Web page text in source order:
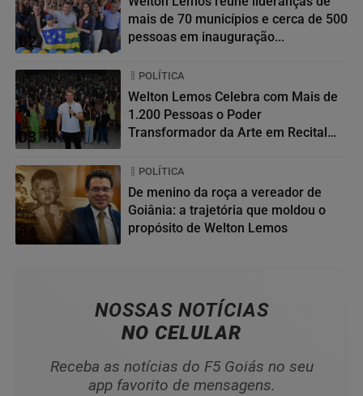
02
mais de 70 municípios e cerca de 500
pessoas em inauguração...
03
POLÍTICA
Welton Lemos Celebra com Mais de
1.200 Pessoas o Poder
Transformador da Arte em Recital
04
POLÍTICA
De menino da roça a vereador de
Goiânia: a trajetória que moldou o
propósito de Welton Lemos
NOSSAS NOTÍCIAS
NO CELULAR
Receba as notícias do F5 Goiás no seu
app favorito de mensagens.